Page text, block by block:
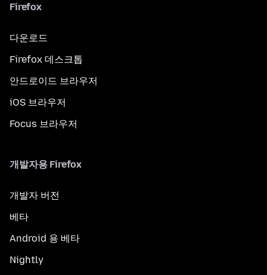
Firefox
다운로드
Firefox 데스크톱
안드로이드 브라우저
iOS 브라우저
Focus 브라우저
개발자용 Firefox
개발자 버전
베타
Android 용 베타
Nightly